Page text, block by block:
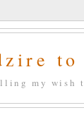
my wish